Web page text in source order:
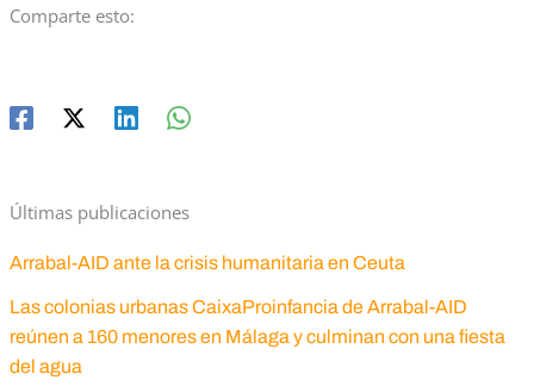
Comparte esto:
Últimas publicaciones
Arrabal-AID ante la crisis humanitaria en Ceuta
Las colonias urbanas CaixaProinfancia de Arrabal-AID
reúnen a 160 menores en Málaga y culminan con una fiesta
del agua